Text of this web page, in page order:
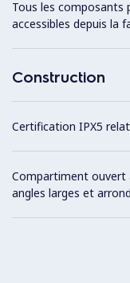
Tous les composants
accessibles depuis la
Construction
Certification IPX5
Compartiment ouvert
angles larges et